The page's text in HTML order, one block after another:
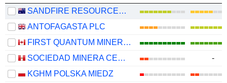
SANDFIRE RESOURCES LIMITED
ANTOFAGASTA PLC
FIRST QUANTUM MINERALS LTD.
SOCIEDAD MINERA CERRO VERDE S.A.A.
-
KGHM POLSKA MIEDZ